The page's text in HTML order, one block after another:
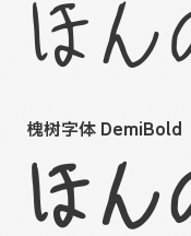
ほ
槐树字体 DemiBold
ほ